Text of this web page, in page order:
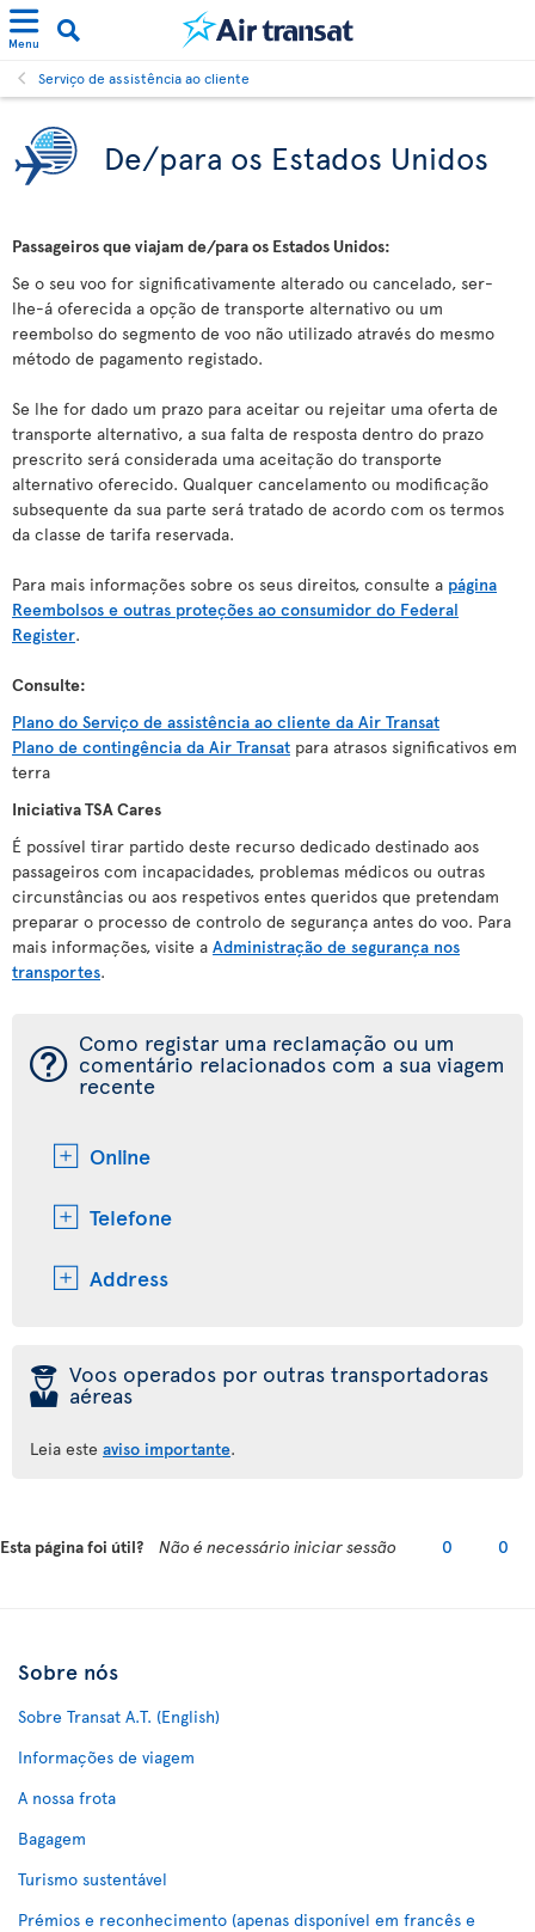
Menu
Serviço de assistência ao cliente
De/para os Estados Unidos
Passageiros que viajam de/para os Estados Unidos:
Se o seu voo for significativamente alterado ou cancelado, ser-
lhe-á oferecida a opção de transporte alternativo ou um
reembolso do segmento de voo não utilizado através do mesmo
método de pagamento registado.
Se lhe for dado um prazo para aceitar ou rejeitar uma oferta de
transporte alternativo, a sua falta de resposta dentro do prazo
prescrito será considerada uma aceitação do transporte
alternativo oferecido. Qualquer cancelamento ou modificação
subsequente da sua parte será tratado de acordo com os termos
da classe de tarifa reservada.
Para mais informações sobre os seus direitos, consulte a página
Reembolsos e outras proteções ao consumidor do Federal
Register.
Consulte:
Plano do Serviço de assistência ao cliente da Air Transat
Plano de contingência da Air Transat para atrasos significativos em
terra
Iniciativa TSA Cares
É possível tirar partido deste recurso dedicado destinado aos
passageiros com incapacidades, problemas médicos ou outras
circunstâncias ou aos respetivos entes queridos que pretendam
preparar o processo de controlo de segurança antes do voo. Para
mais informações, visite a Administração de segurança nos
transportes.
¯ Como registar uma reclamação ou um
comentário relacionados com a sua viagem
recente
Online
Telefone
Address
þ Voos operados por outras transportadoras
aéreas
Leia este aviso importante.
Esta página foi útil? Não é necessário iniciar sessão 0 0
Sobre nós
Sobre Transat A.T. (English)
Informações de viagem
A nossa frota
Bagagem
Turismo sustentável
Prémios e reconhecimento (apenas disponível em francês e